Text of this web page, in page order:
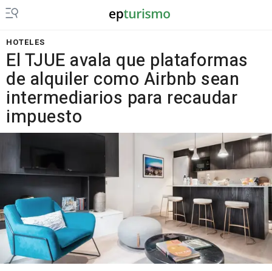
HOTELES
El TJUE avala que plataformas
de alquiler como Airbnb sean
intermediarios para recaudar
impuesto